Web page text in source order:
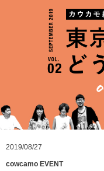
2019/08/27
cowcamo EVENT